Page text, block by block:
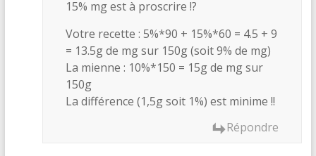
15% mg est à proscrire !?
Votre recette : 5%*90 + 15%*60 = 4.5 + 9
= 13.5g de mg sur 150g (soit 9% de mg)
La mienne : 10%*150 = 15g de mg sur
150g
La différence (1,5g soit 1%) est minime !!
Répondre